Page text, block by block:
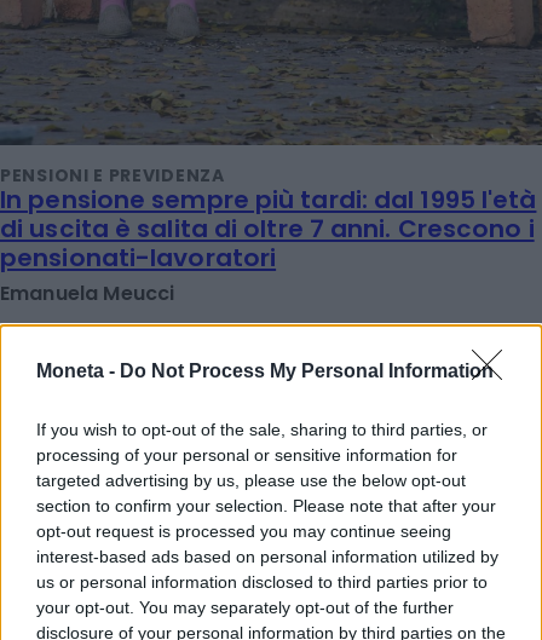
Moneta - Do Not Process My Personal Information
If you wish to opt-out of the sale, sharing to third parties, or
processing of your personal or sensitive information for
targeted advertising by us, please use the below opt-out
section to confirm your selection. Please note that after your
opt-out request is processed you may continue seeing
interest-based ads based on personal information utilized by
us or personal information disclosed to third parties prior to
your opt-out. You may separately opt-out of the further
disclosure of your personal information by third parties on the
PENSIONI E PREVIDENZA
In pensione sempre più tardi: dal 1995 l'età
di uscita è salita di oltre 7 anni. Crescono i
pensionati-lavoratori
Emanuela Meucci